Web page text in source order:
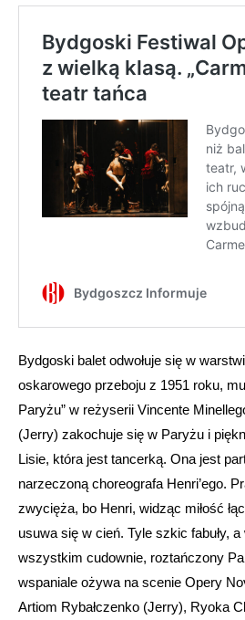
Bydgoski balet odwołuje się w
oskarowego przeboju z 1951 roku,
Paryżu” w reżyserii Vincente
(Jerry) zakochuje się w Paryżu i
Lisie, która jest tancerką. Ona jest
narzeczoną choreografa Henri’ego.
zwycięża, bo Henri, widząc miłość
usuwa się w cień. Tyle szkic fabuły,
wszystkim cudownie, roztańczony
wspaniale ożywa na scenie Opery
Artiom Rybałczenko (Jerry), Ryoka